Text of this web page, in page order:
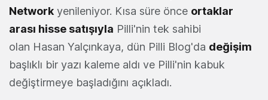
Network yenileniyor. Kısa süre önce ortaklar
arası hisse satışıyla Pilli'nin tek sahibi
olan Hasan Yalçınkaya, dün Pilli Blog'da değişim
başlıklı bir yazı kaleme aldı ve Pilli'nin kabuk
değiştirmeye başladığını açıkladı.